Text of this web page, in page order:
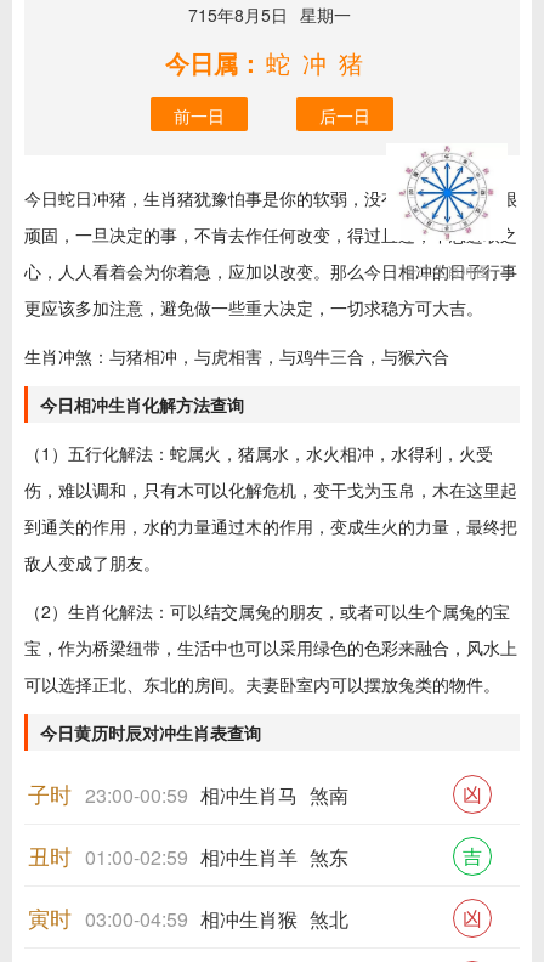
715年8月5日 星期一
今日属： 蛇冲猪
前一日 后一日
十二生肖冲图
今日蛇日冲猪，生肖猪犹豫怕事是你的软弱，没有信心；有时还很
顽固，一旦决定的事，不肯去作任何改变，得过且过，不思进取之
心，人人看着会为你着急，应加以改变。那么今日相冲的日子行事
更应该多加注意，避免做一些重大决定，一切求稳方可大吉。
生肖冲煞：与猪相冲，与虎相害，与鸡牛三合，与猴六合
今日相冲生肖化解方法查询
（1）五行化解法：蛇属火，猪属水，水火相冲，水得利，火受
伤，难以调和，只有木可以化解危机，变干戈为玉帛，木在这里起
到通关的作用，水的力量通过木的作用，变成生火的力量，最终把
敌人变成了朋友。
（2）生肖化解法：可以结交属兔的朋友，或者可以生个属兔的宝
宝，作为桥梁纽带，生活中也可以采用绿色的色彩来融合，风水上
可以选择正北、东北的房间。夫妻卧室内可以摆放兔类的物件。
今日黄历时辰对冲生肖表查询
子时 23:00-00:59 相冲生肖马 煞南 凶
丑时 01:00-02:59 相冲生肖羊 煞东 吉
寅时 03:00-04:59 相冲生肖猴 煞北 凶